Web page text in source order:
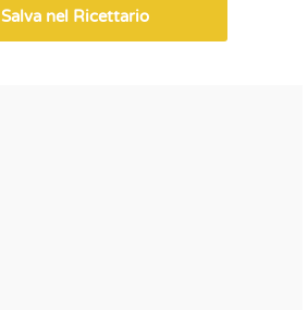
Salva nel Ricettario